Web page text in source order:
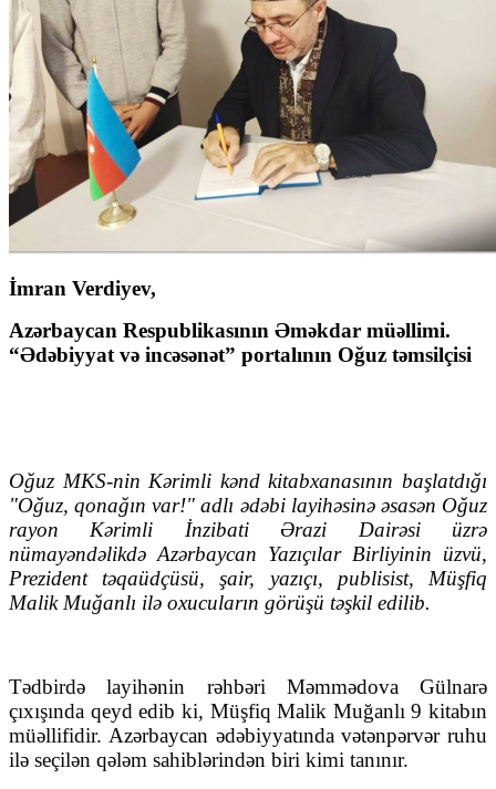
İmran Verdiyev,
Azərbaycan Respublikasının Əməkdar müəllimi.
“Ədəbiyyat və incəsənət” portalının Oğuz təmsilçisi
Oğuz MKS-nin Kərimli kənd kitabxanasının başlatdığı
"Oğuz, qonağın var!" adlı ədəbi layihəsinə əsasən Oğuz
rayon Kərimli İnzibati Ərazi Dairəsi üzrə
nümayəndəlikdə Azərbaycan Yazıçılar Birliyinin üzvü,
Prezident təqaüdçüsü, şair, yazıçı, publisist, Müşfiq
Malik Muğanlı ilə oxucuların görüşü təşkil edilib.
Tədbirdə layihənin rəhbəri Məmmədova Gülnarə
çıxışında qeyd edib ki, Müşfiq Malik Muğanlı 9 kitabın
müəllifidir. Azərbaycan ədəbiyyatında vətənpərvər ruhu
ilə seçilən qələm sahiblərindən biri kimi tanınır.